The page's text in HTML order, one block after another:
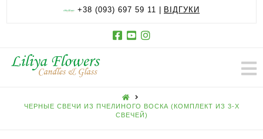
+38 (093) 697 59 11 | ВІДГУКИ
HOME
ЧЕРНЫЕ СВЕЧИ ИЗ ПЧЕЛИНОГО ВОСКА (КОМПЛЕКТ ИЗ 3-Х
СВЕЧЕЙ)